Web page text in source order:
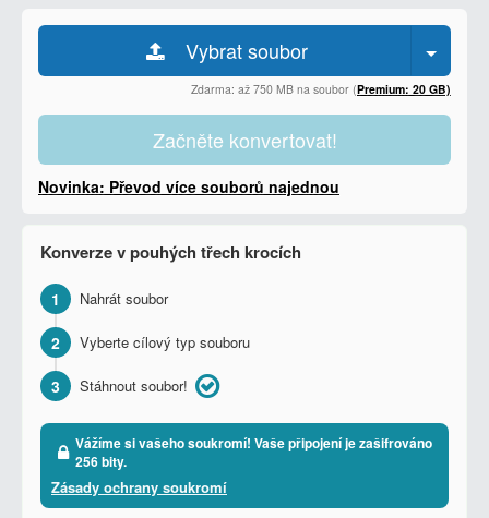
Vybrat soubor
Zdarma: až 750 MB na soubor (Premium: 20 GB)
Začněte konvertovat!
Novinka: Převod více souborů najednou
Konverze v pouhých třech krocích
1 Nahrát soubor
2 Vyberte cílový typ souboru
3 Stáhnout soubor!
Vážíme si vašeho soukromí! Vaše připojení je zašifrováno
256 bity.
Zásady ochrany soukromí